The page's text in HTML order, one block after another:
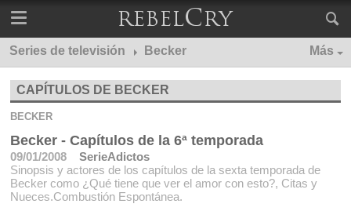
Series de televisión Becker Más
CAPÍTULOS DE BECKER
BECKER
Becker - Capítulos de la 6ª temporada
09/01/2008
SerieAdictos
Sinopsis y actores de los capítulos de la sexta temporada de
Becker como ¿Qué tiene que ver el amor con esto?, Citas y
Nueces.Combustión Espontánea.